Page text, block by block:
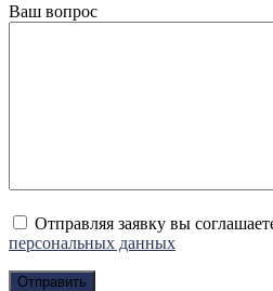
Ваш вопрос
Отправляя заявку вы
персональных данных